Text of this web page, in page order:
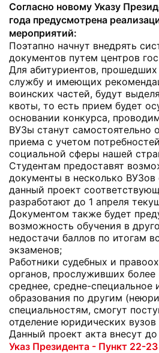
Согласно новому Указу
года предусмотрена
мероприятий:
Поэтапно начнут внедрять
документов путем центров
Для абитуриентов,
службу и имеющих
воинских частей, будут
квоты, то есть прием будет
основании конкурса,
ВУЗы станут самостоятельно
приема с учетом
социальной сферы нашей
Студентам предоставят
документы в несколько
данный проект
разработают до 1 апреля
Документом также будет
возможность обучения в
недостачи баллов по итогам
экзаменов;
Работники судебных и
органов, прослуживших
среднее, средне-специальное
образования по другим
специальностям, смогут
отделение юридических
Данный проект акта внесут до
Указ Президента - Пункт 22-23